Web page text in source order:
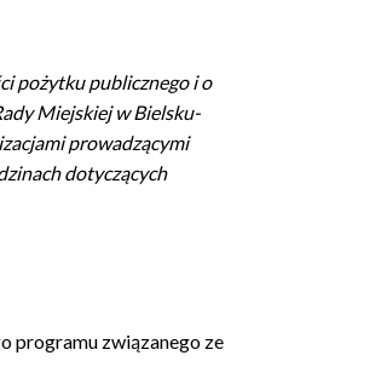
pożytku publicznego i o
Miejskiej w Bielsku-
prowadzącymi
dotyczących
programu związanego ze